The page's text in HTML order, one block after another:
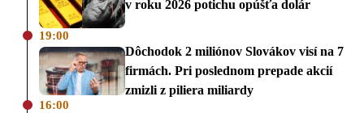
v roku 2026 potichu opúšťa dolár
19:00
Dôchodok 2 miliónov Slovákov visí na 7
firmách. Pri poslednom prepade akcií
zmizli z piliera miliardy
16:00